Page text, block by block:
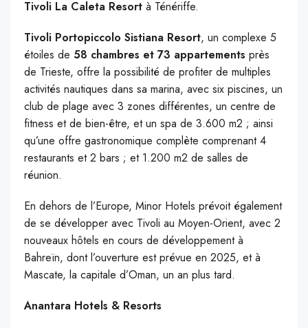
Tivoli La Caleta Resort à Ténériffe.
Tivoli Portopiccolo Sistiana Resort, un complexe 5
étoiles de 58 chambres et 73 appartements près
de Trieste, offre la possibilité de profiter de multiples
activités nautiques dans sa marina, avec six piscines, un
club de plage avec 3 zones différentes, un centre de
fitness et de bien-être, et un spa de 3.600 m2 ; ainsi
qu’une offre gastronomique complète comprenant 4
restaurants et 2 bars ; et 1.200 m2 de salles de
réunion.
En dehors de l’Europe, Minor Hotels prévoit également
de se développer avec Tivoli au Moyen-Orient, avec 2
nouveaux hôtels en cours de développement à
Bahreïn, dont l’ouverture est prévue en 2025, et à
Mascate, la capitale d’Oman, un an plus tard.
Anantara Hotels & Resorts